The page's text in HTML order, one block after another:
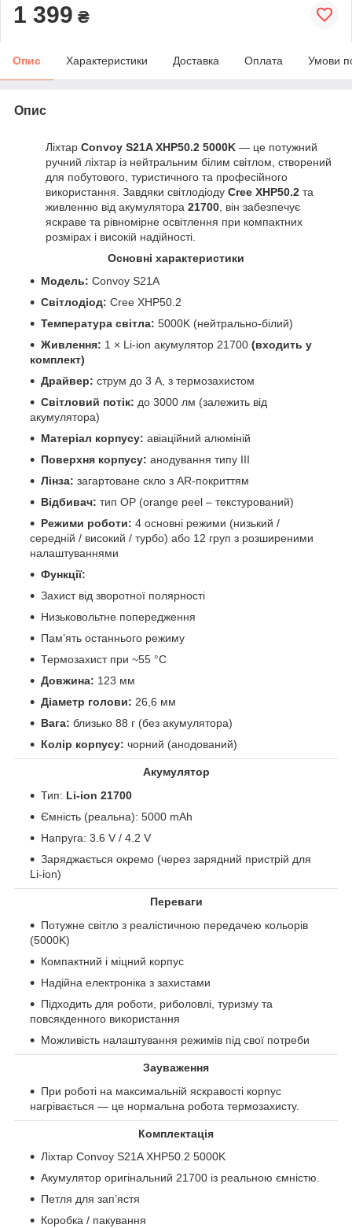
1 399 ₴
Опис Характеристики Доставка Оплата Умови
Опис
Ліхтар Convoy S21A XHP50.2 5000K — це потужний
ручний ліхтар із нейтральним білим світлом, створений
для побутового, туристичного та професійного
використання. Завдяки світлодіоду Cree XHP50.2 та
живленню від акумулятора 21700 , він забезпечує
яскраве та рівномірне освітлення при компактних
розмірах і високій надійності.
Основні характеристики
Модель: Convoy S21A
Світлодіод: Cree XHP50.2
Температура світла: 5000K (нейтрально-білий)
Живлення: 1 × Li-ion акумулятор 21700 (входить у
комплект)
Драйвер: струм до 3 A, з термозахистом
Світловий потік: до 3000 лм (залежить від
акумулятора)
Матеріал корпусу: авіаційний алюміній
Поверхня корпусу: анодування типу III
Лінза: загартоване скло з AR-покриттям
Відбивач: тип OP (orange peel – текстурований)
Режими роботи: 4 основні режими (низький /
середній / високий / турбо) або 12 груп з розширеними
налаштуваннями
Функції:
Захист від зворотної полярності
Низьковольтне попередження
Пам’ять останнього режиму
Термозахист при ~55 °C
Довжина: 123 мм
Діаметр голови: 26,6 мм
Вага: близько 88 г (без акумулятора)
Колір корпусу: чорний (анодований)
Акумулятор
Тип: Li-ion 21700
Ємність (реальна): 5000 mAh
Напруга: 3.6 V / 4.2 V
Заряджається окремо (через зарядний пристрій для
Li-ion)
Переваги
Потужне світло з реалістичною передачею кольорів
(5000K)
Компактний і міцний корпус
Надійна електроніка з захистами
Підходить для роботи, риболовлі, туризму та
повсякденного використання
Можливість налаштування режимів під свої потреби
Зауваження
При роботі на максимальній яскравості корпус
нагрівається — це нормальна робота термозахисту.
Комплектація
Ліхтар Convoy S21A XHP50.2 5000K
Акумулятор оригінальний 21700 із реальною ємністю.
Петля для зап’ястя
Коробка / пакування